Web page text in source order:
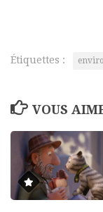
Étiquettes :
VOUS